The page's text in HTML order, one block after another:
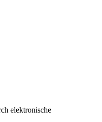
elektronische